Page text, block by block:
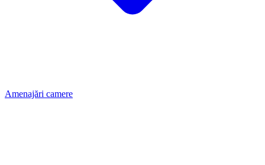
Amenajări camere